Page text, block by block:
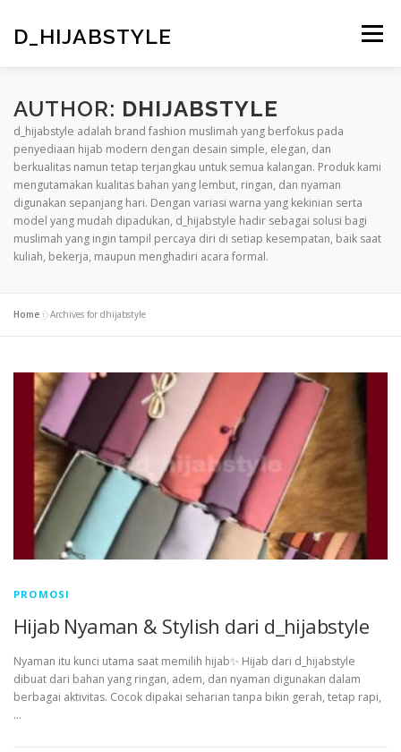
content
D_HIJABSTYLE Menu
KONTAK KAMI GALLERY PRODUK AND JASA
SEJARAH VISI KAMI HOME SAMPLE PAGE
AUTHOR: DHIJABSTYLE
d_hijabstyle adalah brand fashion muslimah yang berfokus pada
penyediaan hijab modern dengan desain simple, elegan, dan
berkualitas namun tetap terjangkau untuk semua kalangan. Produk kami
mengutamakan kualitas bahan yang lembut, ringan, dan nyaman
digunakan sepanjang hari. Dengan variasi warna yang kekinian serta
model yang mudah dipadukan, d_hijabstyle hadir sebagai solusi bagi
muslimah yang ingin tampil percaya diri di setiap kesempatan, baik saat
kuliah, bekerja, maupun menghadiri acara formal.
Home »Archives for dhijabstyle
PROMOSI
Hijab Nyaman & Stylish dari d_hijabstyle
Nyaman itu kunci utama saat memilih hijab✨ Hijab dari d_hijabstyle
dibuat dari bahan yang ringan, adem, dan nyaman digunakan dalam
berbagai aktivitas. Cocok dipakai seharian tanpa bikin gerah, tetap rapi,
…